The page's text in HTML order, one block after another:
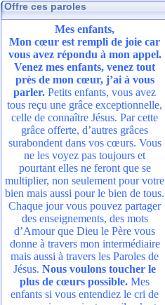
Offre ces paroles
Mes enfants,
Mon cœur est rempli de joie car
vous avez répondu à mon appel.
Venez mes enfants, venez tout
près de mon cœur, j’ai à vous
parler. Petits enfants, vous avez
tous reçu une grâce exceptionnelle,
celle de connaître Jésus. Par cette
grâce offerte, d’autres grâces
surabondent dans vos cœurs. Vous
ne les voyez pas toujours et
pourtant elles ne feront que se
multiplier, non seulement pour votre
bien mais aussi pour le bien de tous.
Chaque jour vous pouvez partager
des enseignements, des mots
d’Amour que Dieu le Père vous
donne à travers mon intermédiaire
mais aussi à travers les Paroles de
Jésus.Nous voulons toucher le
plus de cœurs possible. Mes
enfants si vous entendiez le cri de